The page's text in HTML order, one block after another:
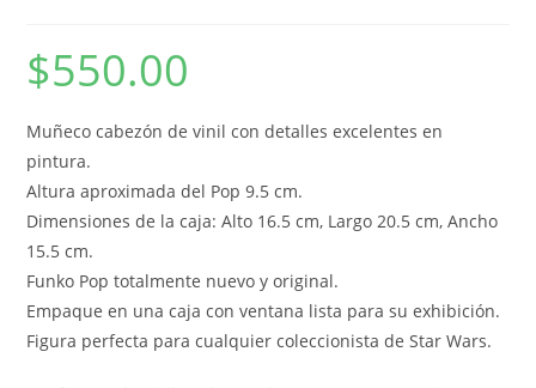
$550.00
Muñeco cabezón de vinil con detalles excelentes en
pintura.
Altura aproximada del Pop 9.5 cm.
Dimensiones de la caja: Alto 16.5 cm, Largo 20.5 cm, Ancho
15.5 cm.
Funko Pop totalmente nuevo y original.
Empaque en una caja con ventana lista para su exhibición.
Figura perfecta para cualquier coleccionista de Star Wars.